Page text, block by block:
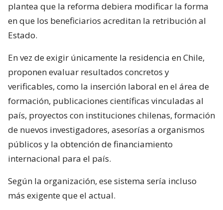
plantea que la reforma debiera modificar la forma
en que los beneficiarios acreditan la retribución al
Estado.
En vez de exigir únicamente la residencia en Chile,
proponen evaluar resultados concretos y
verificables, como la inserción laboral en el área de
formación, publicaciones científicas vinculadas al
país, proyectos con instituciones chilenas, formación
de nuevos investigadores, asesorías a organismos
públicos y la obtención de financiamiento
internacional para el país.
Según la organización, ese sistema sería incluso
más exigente que el actual.